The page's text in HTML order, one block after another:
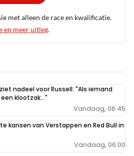
met alleen de race en kwalificatie.
en meer uitleg.
nadeel voor Russell: "Als iemand
klootzak..."
Vandaag, 06:45
kansen van Verstappen en Red Bull in
Vandaag, 06:00